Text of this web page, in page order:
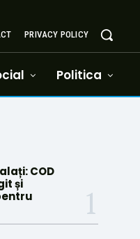
PRIVACY POLICY
Politica
COD
și